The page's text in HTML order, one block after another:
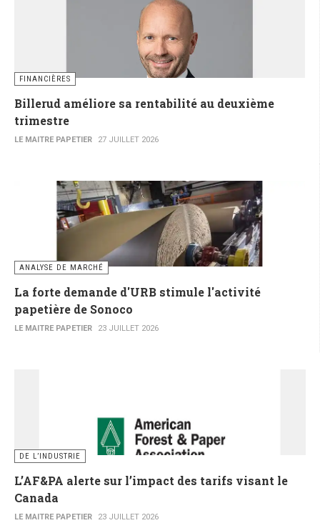
FINANCIÈRES
Billerud améliore sa rentabilité au deuxième
trimestre
LE MAITRE PAPETIER 27 JUILLET 2026
ANALYSE DE MARCHÉ
La forte demande d'URB stimule l'activité
papetière de Sonoco
LE MAITRE PAPETIER 23 JUILLET 2026
DE L’INDUSTRIE
L’AF&PA alerte sur l’impact des tarifs visant le
Canada
LE MAITRE PAPETIER 23 JUILLET 2026